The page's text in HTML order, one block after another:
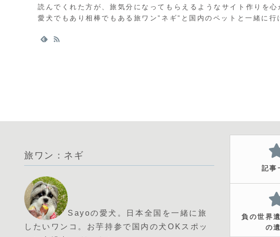
読んでくれた方が、旅気分になってもらえるようなサイト作りを心
愛犬でもあり相棒でもある旅ワン”ネギ”と国内のペットと一緒に
旅ワン：ネギ
Sayoの愛犬。日本全国を一緒に旅
したいワンコ。お芋持参で国内の犬OKスポッ
記事
負の世界
の